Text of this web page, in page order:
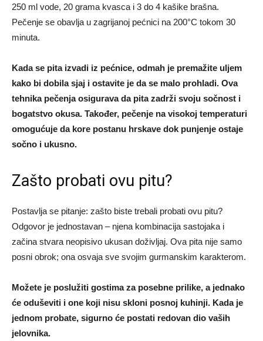
250 ml vode, 20 grama kvasca i 3 do 4 kašike brašna.
Pečenje se obavlja u zagrijanoj pećnici na 200°C tokom 30
minuta.
Kada se pita izvadi iz pećnice, odmah je premažite uljem
kako bi dobila sjaj i ostavite je da se malo prohladi. Ova
tehnika pečenja osigurava da pita zadrži svoju sočnost i
bogatstvo okusa. Također, pečenje na visokoj temperaturi
omogućuje da kore postanu hrskave dok punjenje ostaje
sočno i ukusno.
Zašto probati ovu pitu?
Postavlja se pitanje: zašto biste trebali probati ovu pitu?
Odgovor je jednostavan – njena kombinacija sastojaka i
začina stvara neopisivo ukusan doživljaj. Ova pita nije samo
posni obrok; ona osvaja sve svojim gurmanskim karakterom.
Možete je poslužiti gostima za posebne prilike, a jednako
će oduševiti i one koji nisu skloni posnoj kuhinji. Kada je
jednom probate, sigurno će postati redovan dio vaših
jelovnika.